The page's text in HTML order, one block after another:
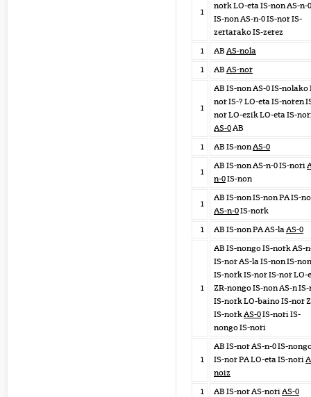
1
nork LO-eta IS-non AS-n-0
IS-non AS-n-0 IS-nor IS-
zertarako IS-zerez
1
AB AS-nola
1
AB AS-nor
1
AB IS-non AS-0 IS-nolako
nor IS-? LO-eta IS-noren
nor LO-ezik LO-eta IS-
AS-0AB
1
AB IS-nonAS-0
1
AB IS-non AS-n-0 IS-nori
n-0IS-non
1
AB IS-non IS-non PA IS-
AS-n-0IS-nork
1
AB IS-non PA AS-laAS-0
1
AB IS-nongo IS-nork AS-
IS-nor AS-la IS-non IS-
IS-nork IS-nor IS-nor LO-
ZR-nongo IS-non AS-n
IS-nork LO-baino IS-nor
IS-norkAS-0IS-nori IS-
nongo IS-nori
1
AB IS-nor AS-n-0 IS-
IS-nor PA LO-eta IS-nori
noiz
1
AB IS-nor AS-noriAS-0